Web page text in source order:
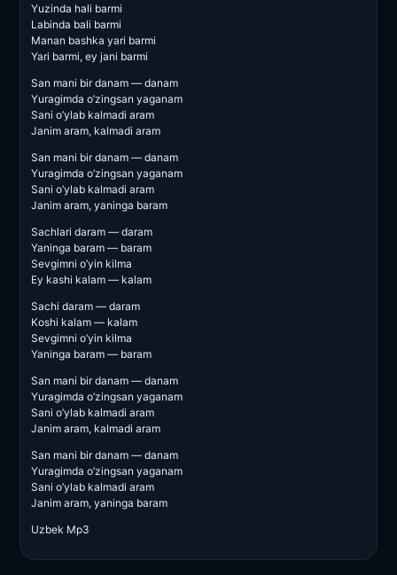
Yuzinda hali barmi
Labinda bali barmi
Manan bashka yari barmi
Yari barmi, ey jani barmi
San mani bir danam — danam
Yuragimda o’zingsan yaganam
Sani o’ylab kalmadi aram
Janim aram, kalmadi aram
San mani bir danam — danam
Yuragimda o’zingsan yaganam
Sani o’ylab kalmadi aram
Janim aram, yaninga baram
Sachlari daram — daram
Yaninga baram — baram
Sevgimni o’yin kilma
Ey kashi kalam — kalam
Sachi daram — daram
Koshi kalam — kalam
Sevgimni o’yin kilma
Yaninga baram — baram
San mani bir danam — danam
Yuragimda o’zingsan yaganam
Sani o’ylab kalmadi aram
Janim aram, kalmadi aram
San mani bir danam — danam
Yuragimda o’zingsan yaganam
Sani o’ylab kalmadi aram
Janim aram, yaninga baram
Uzbek Mp3